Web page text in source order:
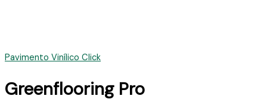
Pavimento Vinílico Click
Greenflooring Pro